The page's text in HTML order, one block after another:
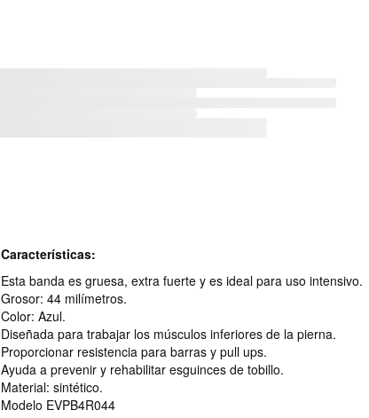
Características:
Esta banda es gruesa, extra fuerte y es ideal para uso intensivo.
Grosor: 44 milímetros.
Color: Azul.
Diseñada para trabajar los músculos inferiores de la pierna.
Proporcionar resistencia para barras y pull ups.
Ayuda a prevenir y rehabilitar esguinces de tobillo.
Material: sintético.
Modelo EVPB4R044